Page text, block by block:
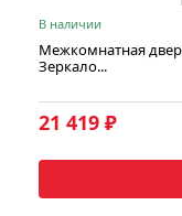
В наличии
Межкомнатная
Зеркало...
21 419 ₽